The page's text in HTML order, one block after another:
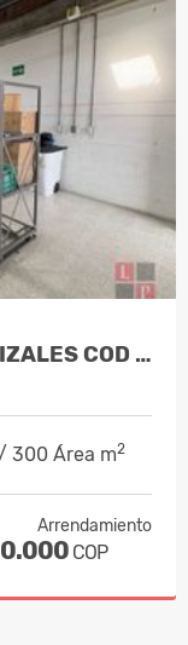
ALQUILER LOCAL ENEA, MANIZALES COD 1…
300 Área m2
Arrendamiento
COP